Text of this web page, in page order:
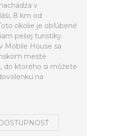
v
8 km od
okolie je obľúbené
pešej turistiky.
Mobile House sa
meste
do ktorého si môžete
na